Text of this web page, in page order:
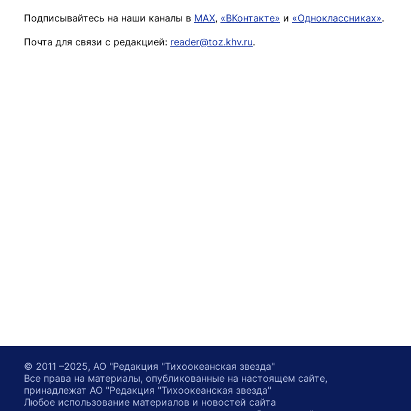
Подписывайтесь на наши каналы в MAX, «ВКонтакте» и «Одноклассниках».
Почта для связи с редакцией: reader@toz.khv.ru.
© 2011 –2025, АО "Редакция "Тихоокеанская звезда"
Все права на материалы, опубликованные на настоящем сайте,
принадлежат АО "Редакция "Тихоокеанская звезда"
Любое использование материалов и новостей сайта